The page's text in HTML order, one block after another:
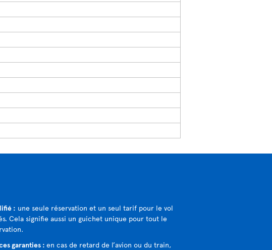
: une seule réservation et un seul tarif pour le vol
Cela signifie aussi un guichet unique pour tout le
garanties : en cas de retard de l’avion ou du train,